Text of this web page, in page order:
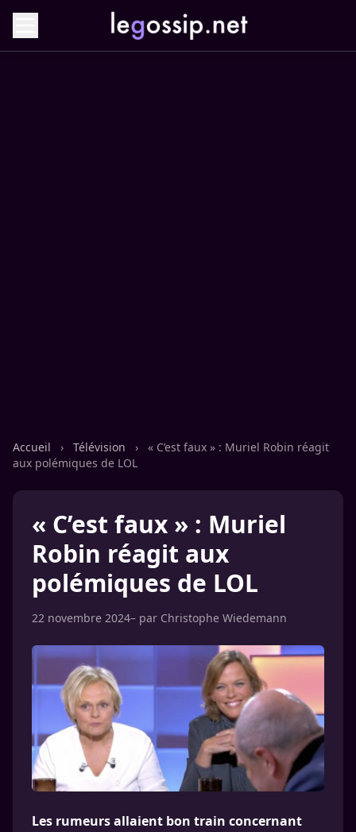
Accueil › Télévision ›
« C’est faux » : Muriel Robin réagit
aux polémiques de LOL
« C’est faux » : Muriel
Robin réagit aux
polémiques de LOL
22 novembre 2024– par Christophe Wiedemann
Les rumeurs allaient bon train concernant